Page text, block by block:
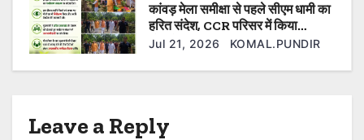
कांवड़ मेला समीक्षा से पहले सीएम धामी का
हरित संदेश, CCR परिसर में किया
पौधारोपण
Jul 21, 2026 KOMAL.PUNDIR
Leave a Reply